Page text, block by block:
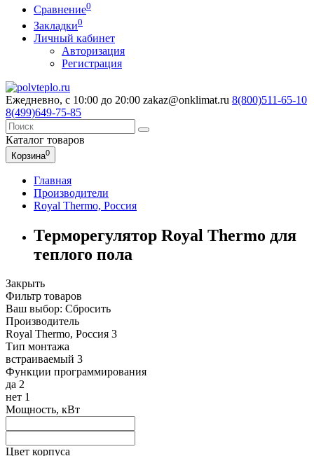
Сравнение0
Закладки0
Личный кабинет
Авторизация
Регистрация
Ежедневно, с 10:00 до 20:00 zakaz@onklimat.ru 8(800)511-65-10
8(499)649-75-85
Каталог товаров
Корзина0
Главная
Производители
Royal Thermo, Россия
Терморегулятор Royal Thermo для
теплого пола
Закрыть
Фильтр товаров
Ваш выбор: Сбросить
Производитель
Royal Thermo, Россия 3
Тип монтажа
встраиваемый 3
Функции программирования
да 2
нет 1
Мощность, кВт
Цвет корпуса